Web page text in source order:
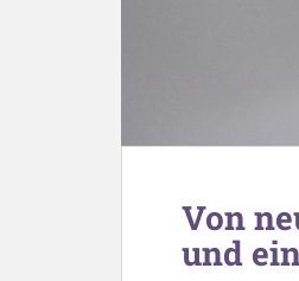
Von
und